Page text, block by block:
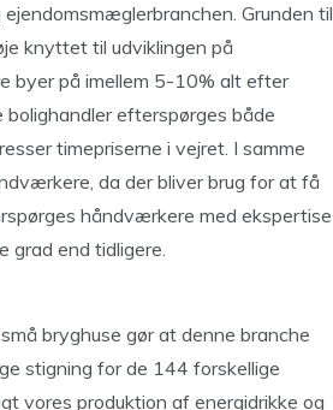
Grunden til
knyttet til udviklingen på
byer på imellem 5-10% alt efter
efterspørges både
timepriserne i vejret. I samme
da der bliver brug for at få
håndværkere med ekspertise
grad end tidligere.
bryghuse gør at denne branche
stigning for de 144 forskellige
vores produktion af energidrikke og